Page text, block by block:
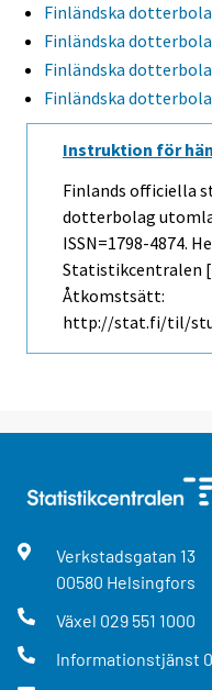
Finländska
Finländska
Finländska
Finländska
Instruktion för
Finlands officiella
dotterbolag
ISSN=1798-4874.
Statistikcentralen
Åtkomstsätt:
http://stat.fi/til/
Verkstadsgatan 13
00580 Helsingfors
Växel 029 551 1000
Informationstjänst